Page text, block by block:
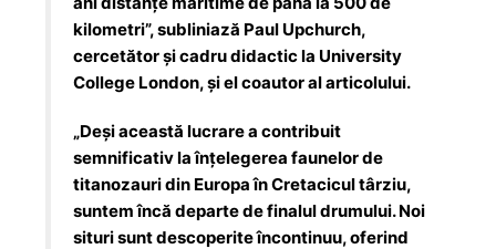
kilometri”, subliniază Paul Upchurch,
cercetător și cadru didactic la University
College London, și el coautor al articolului.
„Deși această lucrare a contribuit
semnificativ la înțelegerea faunelor de
titanozauri din Europa în Cretacicul târziu,
suntem încă departe de finalul drumului. Noi
situri sunt descoperite încontinuu, oferind